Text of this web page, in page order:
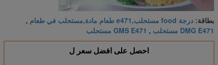
بطاقة: درجة food مستحلب,e471 طعام مادة,مستحلب في طعام ,
DMG E471 مستحلب , GMS E471 مستحلب
احصل على افضل سعر ل